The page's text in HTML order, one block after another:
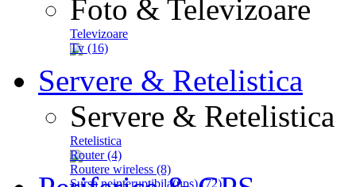
Foto & Televizoare
Televizoare
Tv (16)
Servere & Retelistica
Servere & Retelistica
Retelistica
Router (4)
Routere wireless (8)
Sursa neinteruptibila(ups) (72)